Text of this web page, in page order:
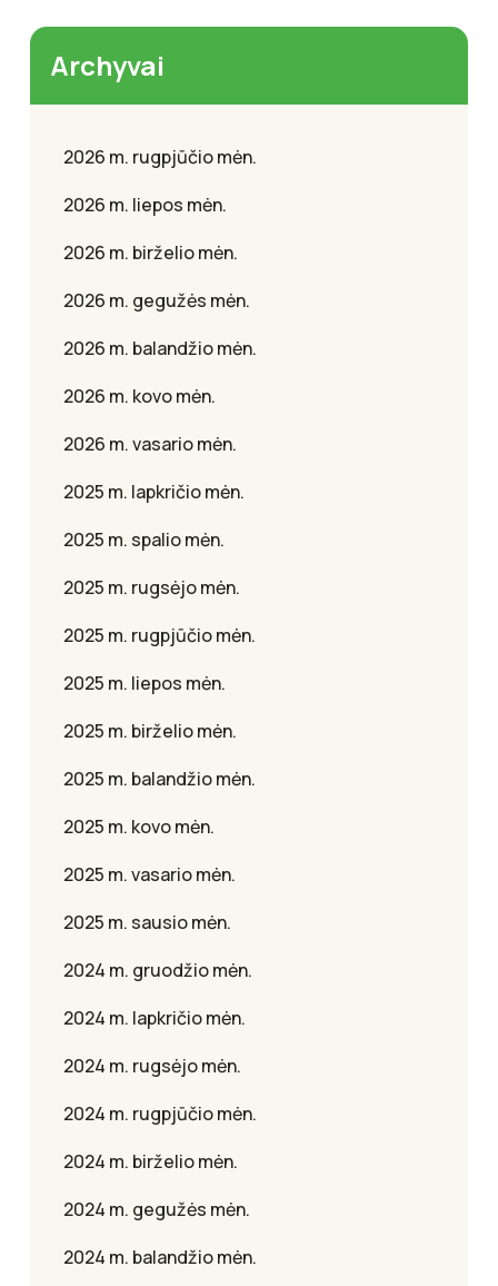
Archyvai
2026 m. rugpjūčio mėn.
2026 m. liepos mėn.
2026 m. birželio mėn.
2026 m. gegužės mėn.
2026 m. balandžio mėn.
2026 m. kovo mėn.
2026 m. vasario mėn.
2025 m. lapkričio mėn.
2025 m. spalio mėn.
2025 m. rugsėjo mėn.
2025 m. rugpjūčio mėn.
2025 m. liepos mėn.
2025 m. birželio mėn.
2025 m. balandžio mėn.
2025 m. kovo mėn.
2025 m. vasario mėn.
2025 m. sausio mėn.
2024 m. gruodžio mėn.
2024 m. lapkričio mėn.
2024 m. rugsėjo mėn.
2024 m. rugpjūčio mėn.
2024 m. birželio mėn.
2024 m. gegužės mėn.
2024 m. balandžio mėn.